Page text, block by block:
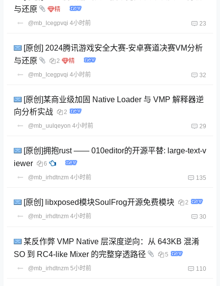
与还原
@mb_lcegpvqi 4小时前 23
[原创] 2024腾讯游戏安全大赛-安卓赛道决赛VM分析
与还原
2
@mb_lcegpvqi 4小时前 32
[原创]某商业级加固 Native Loader 与 VMP 解释器逆
向分析实战
2
@mb_uulqeyon 4小时前 29
[原创]拥抱rust —— 010editor的开源平替: large-text-v
iewer
6
@mb_irhdtnzm 4小时前 135
[原创] libxposed模块SoulFrog开源免费模块
2
@mb_irhdtnzm 4小时前 30
某反作弊 VMP Native 层深度逆向：从 643KB 混淆
SO 到 RC4-like Mixer 的完整穿透路径
5
@mb_irhdtnzm 5小时前 110